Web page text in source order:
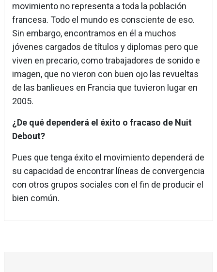
movimiento no representa a toda la población
francesa. Todo el mundo es consciente de eso.
Sin embargo, encontramos en él a muchos
jóvenes cargados de títulos y diplomas pero que
viven en precario, como trabajadores de sonido e
imagen, que no vieron con buen ojo las revueltas
de las banlieues en Francia que tuvieron lugar en
2005.
¿De qué dependerá el éxito o fracaso de Nuit
Debout?
Pues que tenga éxito el movimiento dependerá de
su capacidad de encontrar líneas de convergencia
con otros grupos sociales con el fin de producir el
bien común.